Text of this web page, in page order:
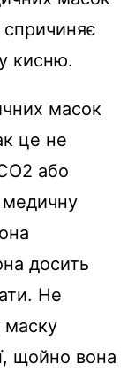
кисню.
масок
це не
або
досить
Не
маску
щойно вона